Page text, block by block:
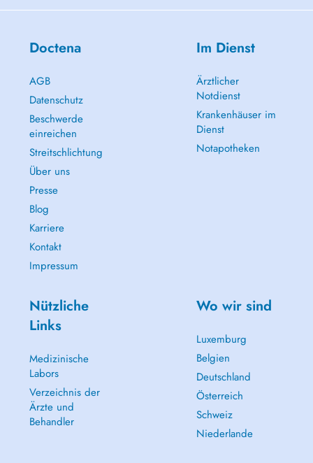
Doctena
AGB
Datenschutz
Beschwerde
einreichen
Streitschlichtung
Über uns
Presse
Blog
Karriere
Kontakt
Impressum
Im Dienst
Ärztlicher
Notdienst
Krankenhäuser im
Dienst
Notapotheken
Nützliche
Links
Medizinische
Labors
Verzeichnis der
Ärzte und
Behandler
Wo wir sind
Luxemburg
Belgien
Deutschland
Österreich
Schweiz
Niederlande